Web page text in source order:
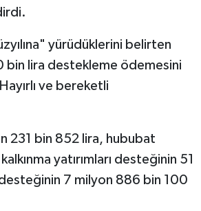
yürüdüklerini belirten
bin lira destekleme ödemesini
ve bereketli
231 bin 852 lira, hububat
yatırımları desteğinin 51
7 milyon 886 bin 100